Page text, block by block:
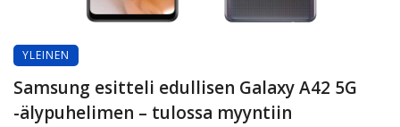
YLEINEN
Samsung esitteli edullisen Galaxy A42 5G
-älypuhelimen – tulossa myyntiin